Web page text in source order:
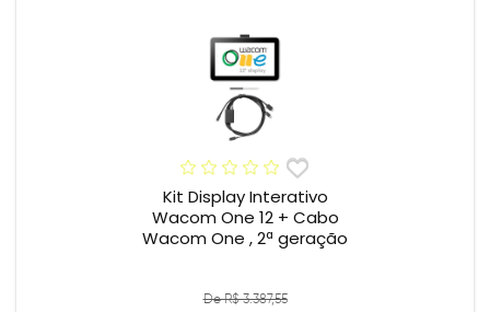
Kit Display Interativo
Wacom One 12 + Cabo
Wacom One , 2ª geração
De R$ 3.387,55